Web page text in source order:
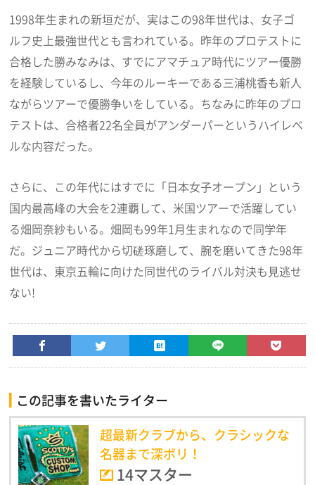
1998年生まれの新垣だが、実はこの98年世代は、女子ゴ
ルフ史上最強世代とも言われている。昨年のプロテストに
合格した勝みなみは、すでにアマチュア時代にツアー優勝
を経験しているし、今年のルーキーである三浦桃香も新人
ながらツアーで優勝争いをしている。ちなみに昨年のプロ
テストは、合格者22名全員がアンダーパーというハイレベ
ルな内容だった。
さらに、この年代にはすでに「日本女子オープン」という
国内最高峰の大会を2連覇して、米国ツアーで活躍してい
る畑岡奈紗もいる。畑岡も99年1月生まれなので同学年
だ。ジュニア時代から切磋琢磨して、腕を磨いてきた98年
世代は、東京五輪に向けた同世代のライバル対決も見逃せ
ない!
この記事を書いたライター
超最新クラブから、クラシックな
名器まで深ボリ！
14マスター